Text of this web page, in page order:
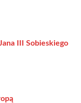
III Sobieskiego